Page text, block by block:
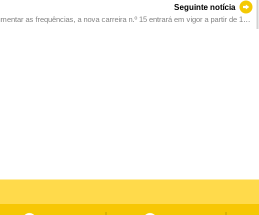
Seguinte notícia
as frequências, a nova carreira n.º 15 entrará em vigor a partir de 11